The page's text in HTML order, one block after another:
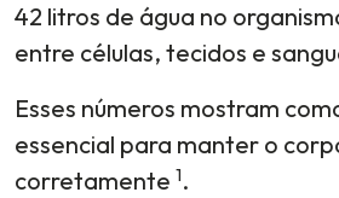
42 litros de água no
entre células, tecidos e
Esses números mostram
essencial para manter o
corretamente 1.